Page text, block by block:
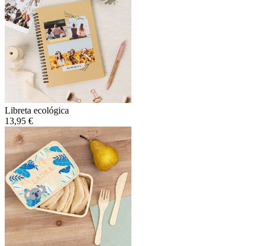
Libreta ecológica
13,95 €